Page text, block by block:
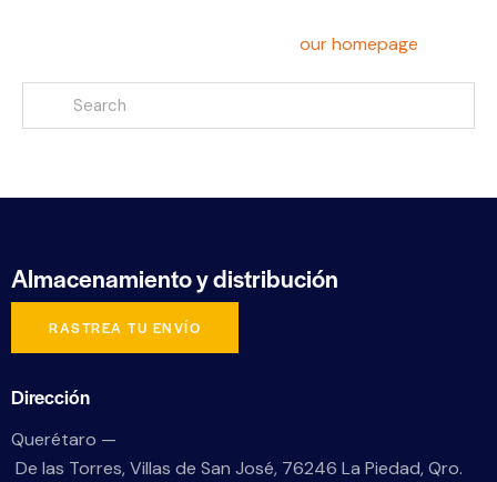
our homepage
Almacenamientoy distribución
RASTREA TU ENVÍO
Dirección
Querétaro —
De las Torres, Villas de San José, 76246 La Piedad, Qro.